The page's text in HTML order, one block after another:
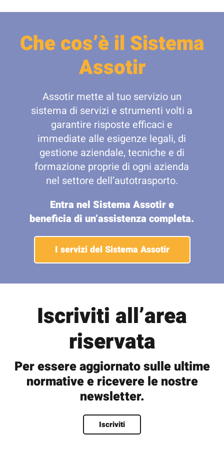
Che cos’è il Sistema
Assotir
Assotir mette al tuo servizio un
sistema di servizi e strumenti volti a
garantire risposte efficaci e
immediate alle esigenze legali, di
gestione aziendale, tecniche e di
formazione proprie di ogni azienda
nel settore dell’autotrasporto.
Entra nel Sistema Assotir e
beneficia di un’assistenza completa.
I servizi del Sistema Assotir
Iscriviti all’area
riservata
Per essere aggiornato sulle ultime
normative e ricevere le nostre
newsletter.
Iscriviti
Nome*